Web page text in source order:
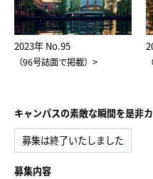
2023年 No.95
（96号誌面で掲載） >
キャンパスの素敵な瞬間を是非
募集は終了いたしました
募集内容